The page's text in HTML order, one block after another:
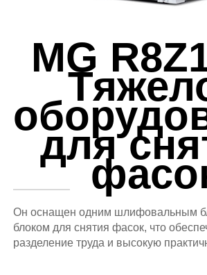
MG
для
Он оснащен одним шлифовальным
блоком для снятия фасок, что
разделение труда и высокую